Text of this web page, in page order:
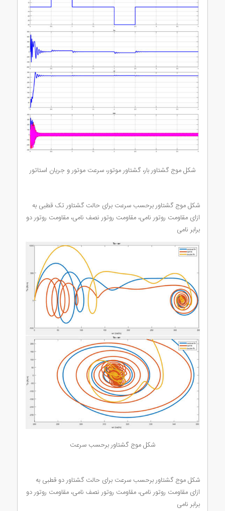
شکل موج گشتاور بار، گشتاور موتور، سرعت موتور و جریان استاتور
شکل موج گشتاور برحسب سرعت برای حالت گشتاور تک قطبی به
ازای مقاومت روتور نامی، مقاومت روتور نصف نامی، مقاومت روتور دو
برابر نامی
شکل موج گشتاور برحسب سرعت
شکل موج گشتاور برحسب سرعت برای حالت گشتاور دو قطبی به
ازای مقاومت روتور نامی، مقاومت روتور نصف نامی، مقاومت روتور دو
برابر نامی